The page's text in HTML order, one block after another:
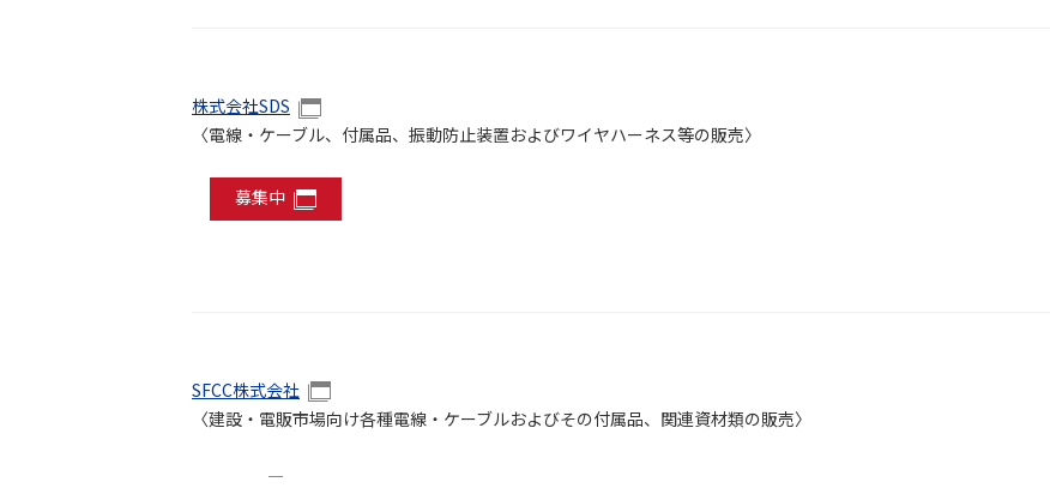
株式会社SDS
〈電線・ケーブル、付属品、振動防止装置およびワイヤハーネス等の販売〉
募集中
SFCC株式会社
〈建設・電販市場向け各種電線・ケーブルおよびその付属品、関連資材類の販売〉
―